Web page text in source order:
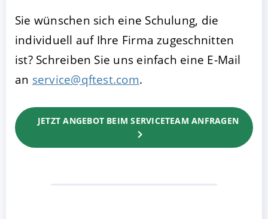
Sie wünschen sich eine Schulung, die
individuell auf Ihre Firma zugeschnitten
ist? Schreiben Sie uns einfach eine E-Mail
an service@qftest.com.
JETZT ANGEBOT BEIM SERVICETEAM ANFRAGEN